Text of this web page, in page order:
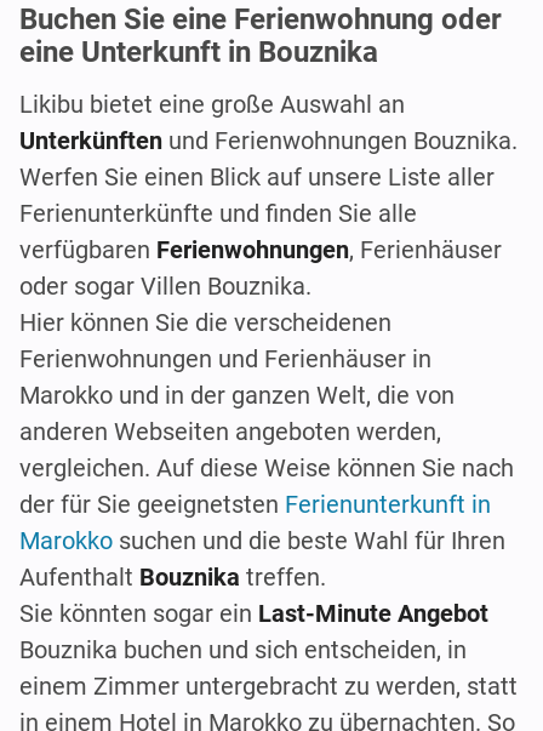
Buchen Sie eine Ferienwohnung oder
eine Unterkunft in Bouznika
Likibu bietet eine große Auswahl an
Unterkünften und Ferienwohnungen Bouznika.
Werfen Sie einen Blick auf unsere Liste aller
Ferienunterkünfte und finden Sie alle
verfügbaren Ferienwohnungen, Ferienhäuser
oder sogar Villen Bouznika.
Hier können Sie die verscheidenen
Ferienwohnungen und Ferienhäuser in
Marokko und in der ganzen Welt, die von
anderen Webseiten angeboten werden,
vergleichen. Auf diese Weise können Sie nach
der für Sie geeignetsten Ferienunterkunft in
Marokko suchen und die beste Wahl für Ihren
Aufenthalt Bouznika treffen.
Sie könnten sogar ein Last-Minute Angebot
Bouznika buchen und sich entscheiden, in
einem Zimmer untergebracht zu werden, statt
in einem Hotel in Marokko zu übernachten. So